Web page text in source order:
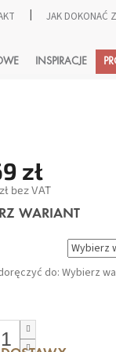
JAK DOKONAĆ
INSPIRACJE
zł
bez VAT
WARIANT
do: Wybierz